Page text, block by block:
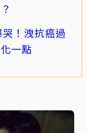
！洩抗癌過
一點